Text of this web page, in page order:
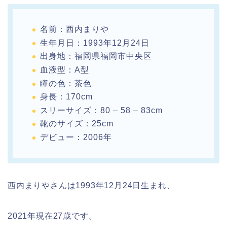
名前：西内まりや
生年月日：1993年12月24日
出身地：福岡県福岡市中央区
血液型：A型
瞳の色：茶色
身長：170cm
スリーサイズ：80 – 58 – 83cm
靴のサイズ：25cm
デビュー：2006年
西内まりやさんは1993年12月24日生まれ、
2021年現在27歳です。